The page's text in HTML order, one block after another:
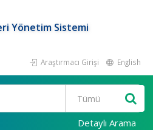
Yönetim Sistemi
Araştırmacı Girişi English
Detaylı Arama